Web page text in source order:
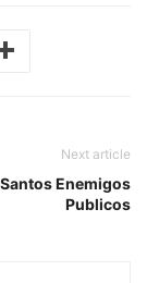
Next article
Enemigos
Publicos